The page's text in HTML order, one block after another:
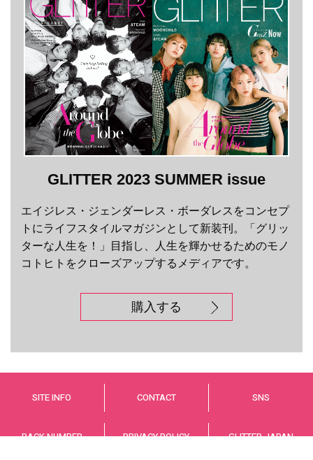
GLITTER 2023 SUMMER issue
エイジレス・ジェンダーレス・ボーダレスをコンセプ
トにライフスタイルマガジンとして新装刊。「グリッ
ターな人生を！」目指し、人生を輝かせるためのモノ
コトヒトをクローズアップするメディアです。
購入する
SITE INFO CONTACT SNS
BACK NUMBER PRIVACY POLICY GLITTER JAPAN